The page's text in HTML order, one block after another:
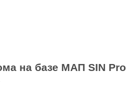
на базе МАП SIN Pro